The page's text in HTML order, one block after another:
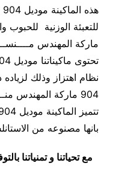
ماركة المهندس
نظام اهتزاز وذلك لزياده
بانها مصنوعه من
مع تحياتنا و تمنياتنا